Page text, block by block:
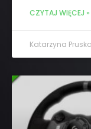
CZYTAJ WIĘCEJ »
Katarzyna Pruska